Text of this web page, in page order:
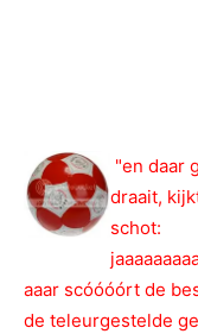
"en daar
draait,
schot:
aaar scóóóórt de
de teleurgestelde